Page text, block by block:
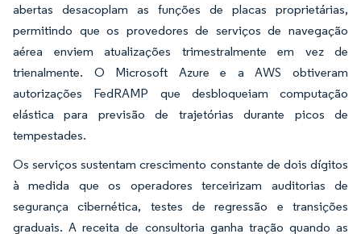
abertas desacoplam as funções de placas proprietárias,
permitindo que os provedores de serviços de navegação
aérea enviem atualizações trimestralmente em vez de
trienalmente. O Microsoft Azure e a AWS obtiveram
autorizações FedRAMP que desbloqueiam computação
elástica para previsão de trajetórias durante picos de
tempestades.
Os serviços sustentam crescimento constante de dois dígitos
à medida que os operadores terceirizam auditorias de
segurança cibernética, testes de regressão e transições
graduais. A receita de consultoria ganha tração quando as